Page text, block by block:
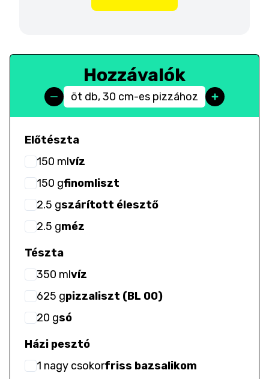
Hozzávalók
öt db, 30 cm-es pizzához
Előtészta
150 mlvíz
150 gfinomliszt
2.5 gszárított élesztő
2.5 gméz
Tészta
350 mlvíz
625 gpizzaliszt (BL 00)
20 gsó
Házi pesztó
1 nagy csokorfriss bazsalikom